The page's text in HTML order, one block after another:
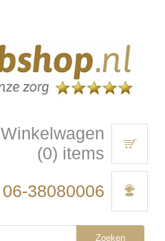
Winkelwagen
(0) items
06-38080006
Zoeken